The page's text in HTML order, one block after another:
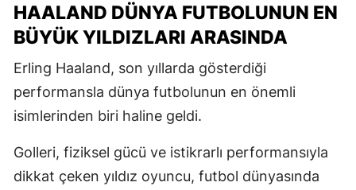
HAALAND DÜNYA FUTBOLUNUN EN
BÜYÜK YILDIZLARI ARASINDA
Erling Haaland, son yıllarda gösterdiği
performansla dünya futbolunun en önemli
isimlerinden biri haline geldi.
Golleri, fiziksel gücü ve istikrarlı performansıyla
dikkat çeken yıldız oyuncu, futbol dünyasında